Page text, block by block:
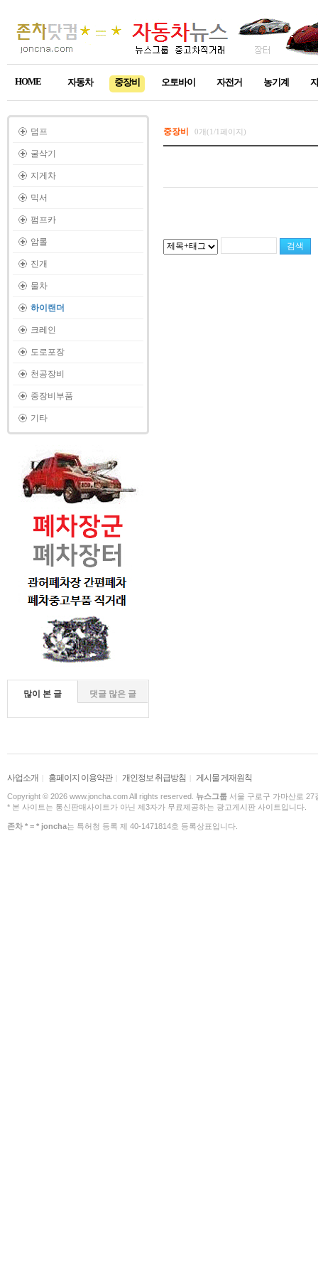
HOME 자동차 중장비 오토바이 자전거 농기계
덤프
굴삭기
지게차
믹서
펌프카
암롤
진개
물차
하이랜더
크레인
도로포장
천공장비
중장비부품
기타
많이 본 글 댓글 많은 글
중장비 0개(1/1페이지)
사업소개 | 홈페이지 이용약관| 개인정보 취급방침 | 게시물 게재원칙
Copyright © 2026 www.joncha.com All rights reserved. 뉴스그룹 서울 구로구 가마산로
* 본 사이트는 통신판매사이트가 아닌 제3자가 무료제공하는 광고게시판 사이트입니다.
존차 * = * joncha는 특허청 등록 제 40-1471814호 등록상표입니다.